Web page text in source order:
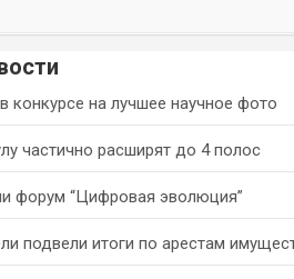
конкурсе на лучшее научное фото
частично расширят до 4 полос
форум “Цифровая эволюция”
подвели итоги по арестам